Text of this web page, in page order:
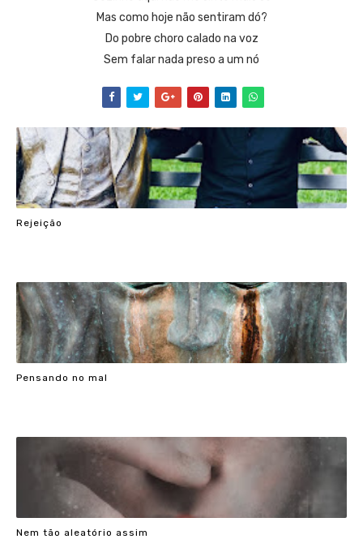
Mas como hoje não sentiram dó?
Do pobre choro calado na voz
Sem falar nada preso a um nó
Rejeição
Pensando no mal
Nem tão aleatório assim